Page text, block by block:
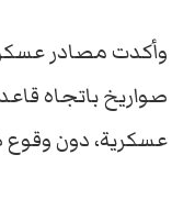
وأكدت مصادر
صواريخ باتجاه
عسكرية، دون وقوع